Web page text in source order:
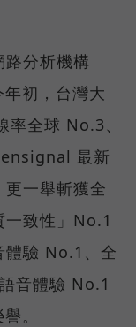
分析機構
初，台灣大
全球 No.3、
最新
一舉斬獲全
一致性」No.1
體驗 No.1、全
音體驗 No.1
。